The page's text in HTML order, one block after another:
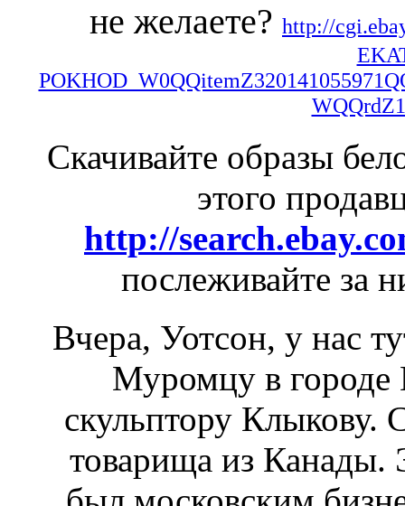
не желаете? http://
Скачивайте образы
этого
http://
послеживайте за
Вчера, Уотсон, у нас
Муромцу в городе
скульптору Клыкову.
товарища из Канады.